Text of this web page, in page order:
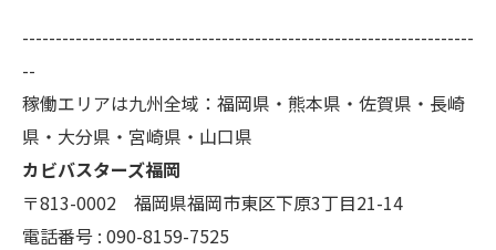
--------------------------------------------------------------------
--
稼働エリアは九州全域：福岡県・熊本県・佐賀県・長崎
県・大分県・宮崎県・山口県
カビバスターズ福岡
〒813-0002 福岡県福岡市東区下原3丁目21-14
電話番号 : 090-8159-7525